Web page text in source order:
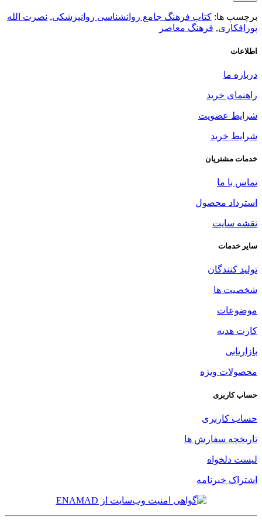
برچسب ها: کتاب فرهنگ جامع روانشناسی روانپزشکی, نصرت الله
پورافکاری, فرهنگ معاصر
اطلاعات
درباره ما
راهنمای خرید
شرایط عضویت
شرایط خرید
خدمات مشتریان
تماس با ما
استرداد محصول
نقشه سایت
سایر خدمات
تولید کنندگان
شخصیت ها
موضوعات
کارت هدیه
بازاریابی
محصولات ویژه
حساب کاربری
حساب کاربری
تاریخچه سفارش ها
لیست دلخواه
اشتراک خبرنامه